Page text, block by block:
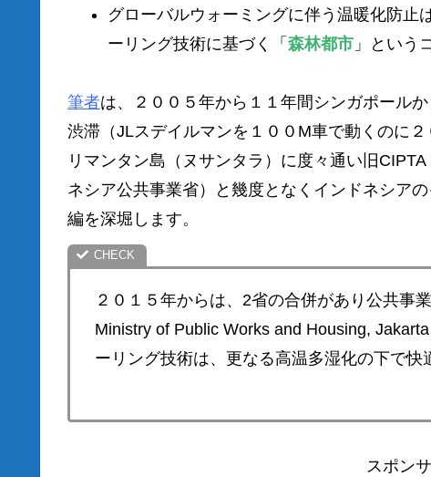
グローバルウォーミングに伴う温暖化防止
ーリング技術に基づく「 森林都市」という
筆者は、２００５年から１１年間シンガポール
渋滞（JLスデイルマンを１００M車で動くのに
リマンタン島（ヌサンタラ）に度々通い旧
ネシア公共事業省）と幾度となくインドネシア
編を深堀します。
２０１５年からは、2省の合併があり公共事
Ministry of Public Works and Housing,
ーリング技術は、更なる高温多湿化の下で快
スポン